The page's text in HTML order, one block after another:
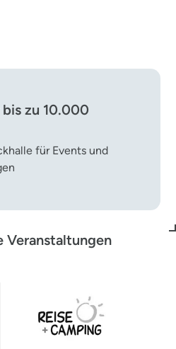
zu 10.000
für Events und
Veranstaltungen